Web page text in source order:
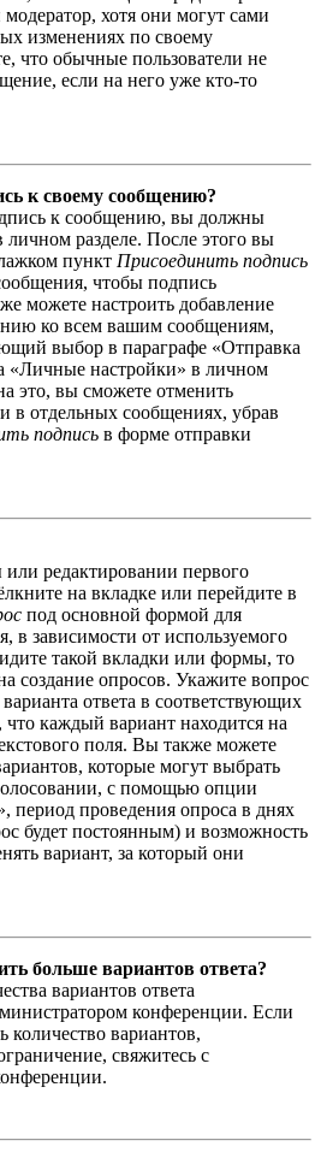
хотя они могут сами
изменениях по своему
что обычные пользователи не
если на него уже кто-то
к своему сообщению?
к сообщению, вы должны
личном разделе. После этого вы
пункт Присоединить подпись
чтобы подпись
можете настроить добавление
ко всем вашим сообщениям,
выбор в параграфе «Отправка
«Личные настройки» в личном
это, вы сможете отменить
в отдельных сообщениях, убрав
подпись в форме отправки
редактировании первого
на вкладке или перейдите в
под основной формой для
в зависимости от используемого
такой вкладки или формы, то
создание опросов. Укажите вопрос
ответа в соответствующих
каждый вариант находится на
поля. Вы также можете
которые могут выбрать
с помощью опции
период проведения опроса в днях
будет постоянным) и возможность
вариант, за который они
больше вариантов ответа?
вариантов ответа
конференции. Если
количество вариантов,
свяжитесь с